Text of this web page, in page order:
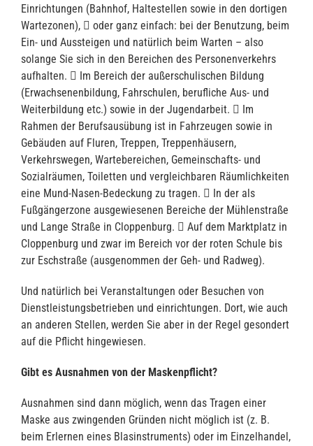
Einrichtungen (Bahnhof, Haltestellen sowie in den dortigen
Wartezonen),  oder ganz einfach: bei der Benutzung, beim
Ein- und Aussteigen und natürlich beim Warten – also
solange Sie sich in den Bereichen des Personenverkehrs
aufhalten.  Im Bereich der außerschulischen Bildung
(Erwachsenenbildung, Fahrschulen, berufliche Aus- und
Weiterbildung etc.) sowie in der Jugendarbeit.  Im
Rahmen der Berufsausübung ist in Fahrzeugen sowie in
Gebäuden auf Fluren, Treppen, Treppenhäusern,
Verkehrswegen, Wartebereichen, Gemeinschafts- und
Sozialräumen, Toiletten und vergleichbaren Räumlichkeiten
eine Mund-Nasen-Bedeckung zu tragen.  In der als
Fußgängerzone ausgewiesenen Bereiche der Mühlenstraße
und Lange Straße in Cloppenburg.  Auf dem Marktplatz in
Cloppenburg und zwar im Bereich vor der roten Schule bis
zur Eschstraße (ausgenommen der Geh- und Radweg).
Und natürlich bei Veranstaltungen oder Besuchen von
Dienstleistungsbetrieben und einrichtungen. Dort, wie auch
an anderen Stellen, werden Sie aber in der Regel gesondert
auf die Pflicht hingewiesen.
Gibt es Ausnahmen von der Maskenpflicht?
Ausnahmen sind dann möglich, wenn das Tragen einer
Maske aus zwingenden Gründen nicht möglich ist (z. B.
beim Erlernen eines Blasinstruments) oder im Einzelhandel,